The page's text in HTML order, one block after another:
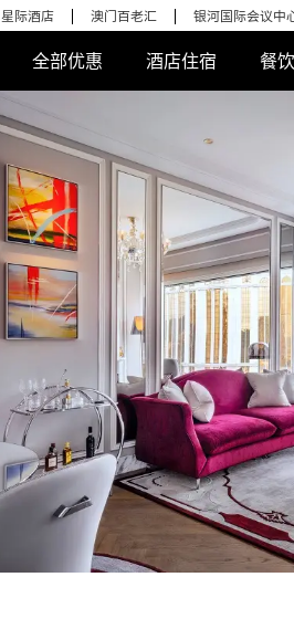
星际酒店 澳门百老汇 银河国际会议中
全部优惠 酒店住宿 餐饮